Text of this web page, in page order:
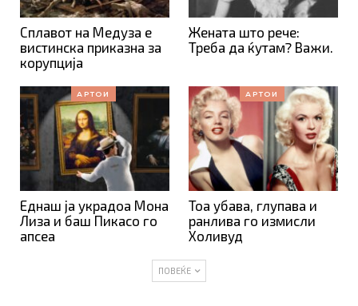
Сплавот на Медуза е
вистинска приказна за
корупција
Жената што рече:
Треба да ќутам? Важи.
АРТОИ
Еднаш ја украдоа Мона
Лиза и баш Пикасо го
апсеа
АРТОИ
Тоа убава, глупава и
ранлива го измисли
Холивуд
ПОВЕЌЕ